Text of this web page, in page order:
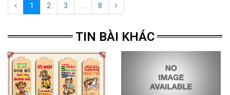
1 2 3 8
TIN BÀI KHÁC